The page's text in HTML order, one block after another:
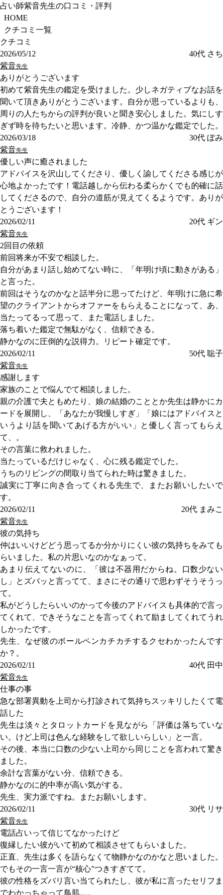
占い師紫音先生の口コミ・評判
HOME
クチコミ一覧
クチコミ
2026/05/12
40代 さち
紫音先生
ありがとうございます
初めて紫音先生の鑑定を受けました。少しネガティブなお話を
聞いて頂きありがとうございます。自分が思っているよりも、
周りの人たちからの評判が良いと聞き安心しました。気にしす
ぎず時を待ちたいと思います。冷静、かつ温かな鑑定でした。
2026/03/18
30代 ぽみ
紫音先生
優しい声に癒されました
アドバイスを沢山してくださり、優しく諭してくださる感じが
心地よかったです！電話越しから伝わる柔らかくでも的確に話
してくださるので、自分の道筋が見えてくるようです。ありが
とうございます！
2026/02/11
20代 ギン
紫音先生
2回目の依頼
前回将来が不安で相談した。
自分があまり話し始めてない時に、「年明け頃に動きがある」
と言った。
前回はそうなのかなと話半分に思ってたけど、年明けに急に希
望のクライアントからオファーをもらえることになって、あ、
当たってるって思って、また電話しました。
落ち着いた鑑定で無駄がなく、信頼できる。
静かなのに圧倒的な説得力。リピート確定です。
2026/02/11
50代 聡子
紫音先生
感謝します
家族のことで悩んでて相談しました。
親の介護で夫ともめたり、娘の結婚のこととか先生は静かにカ
ードを展開し、「あなたが我慢しすぎ」「娘にはアドバイスと
いうより話を聞いてあげる方がいい」と優しく言ってもらえ
て、。
その言葉に救われました。
当たっているだけじゃなく、心に残る鑑定でした。
うちのリビングの間取り当てられた時は驚きました。
誠実に丁寧に向き合ってくれる先生で、またお願いしたいで
す。
2026/02/11
20代 まみこ
紫音先生
彼の気持ち
仲はいいけどどう思ってるか分かりにくい彼の気持ちをみても
らいました。私の片思いなのかなぁって。
あまり伝えてないのに、「彼は不器用だからね。口数少ない
し」とズバッと言ってて、まさにその通りで思わずそうそうっ
て。
私がどうしたらいいのかって今後のアドバイスも具体的で言っ
てくれて、できそうなことを言ってくれて励ましてくれてうれ
しかったです。
先生、なぜ彼のボールペンカチカチするクセわかったんです
か？。
2026/02/11
40代 田中
紫音先生
仕事の事
急な部署異動を上司から打診されて気持ちスッキリしたくて電
話した
先生は淡々とタロットカードを見ながら「評価は落ちていな
い。けど上司は色んな経験をして欲しいらしい」と一言。
その後、本当に口数の少ない上司から同じことを言われて驚き
ました。
余計な言葉がない分、信頼できる。
静かなのに的中率が高い気がする。
先生、実力派ですね。またお願いします。
2026/02/11
30代 リサ
紫音先生
電話占いって信じてなかったけど
復縁したい彼がいて初めて相談させてもらいました。
正直、先生は多くを語らなくて物静かなのかなと思いました。
でもその一言一言が“核心”つきすぎてて。
彼の性格をズバリ言い当てられたし、彼が私に言ったセリフま
でわかっちゃって鳥肌…。